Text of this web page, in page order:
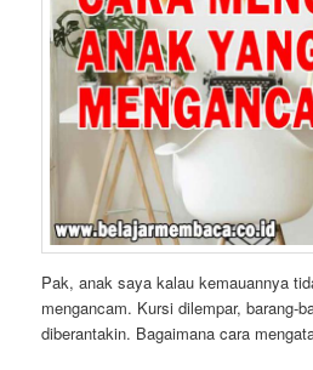
Pak, anak saya kalau kemauannya
mengancam. Kursi dilempar, barang-
diberantakin. Bagaimana cara